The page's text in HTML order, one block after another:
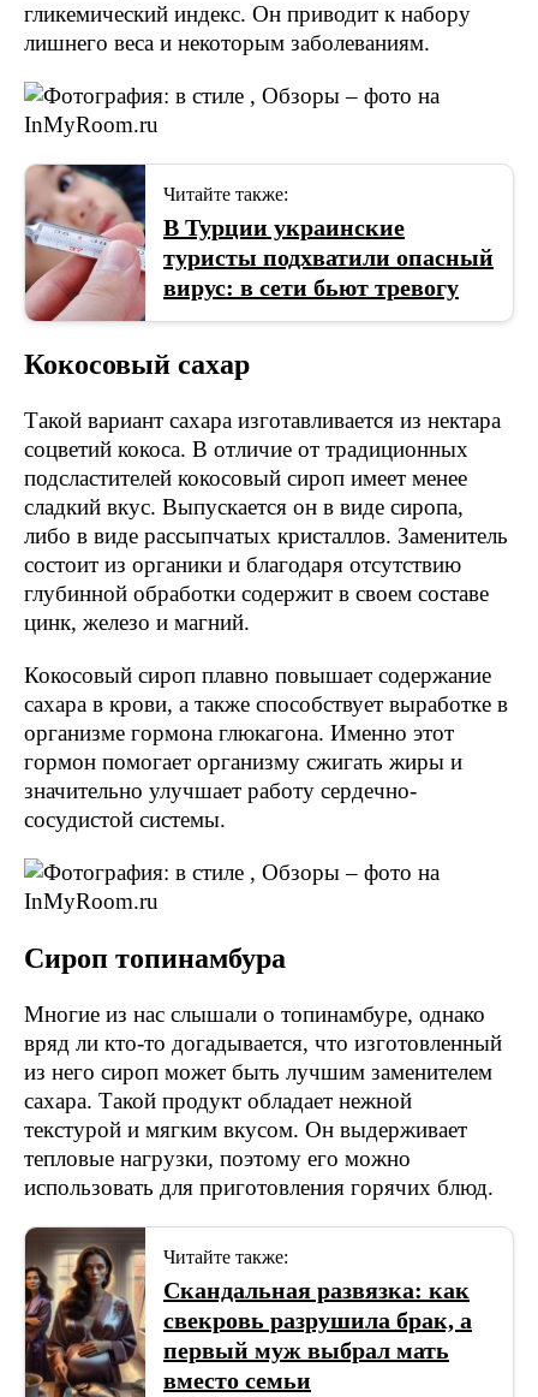
гликемический индекс. Он приводит к набору
лишнего веса и некоторым заболеваниям.
Читайте также:
В Турции украинские
туристы подхватили опасный
вирус: в сети бьют тревогу
Кокосовый сахар
Такой вариант сахара изготавливается из нектара
соцветий кокоса. В отличие от традиционных
подсластителей кокосовый сироп имеет менее
сладкий вкус. Выпускается он в виде сиропа,
либо в виде рассыпчатых кристаллов. Заменитель
состоит из органики и благодаря отсутствию
глубинной обработки содержит в своем составе
цинк, железо и магний.
Кокосовый сироп плавно повышает содержание
сахара в крови, а также способствует выработке в
организме гормона глюкагона. Именно этот
гормон помогает организму сжигать жиры и
значительно улучшает работу сердечно-
сосудистой системы.
Сироп топинамбура
Многие из нас слышали о топинамбуре, однако
вряд ли кто-то догадывается, что изготовленный
из него сироп может быть лучшим заменителем
сахара. Такой продукт обладает нежной
текстурой и мягким вкусом. Он выдерживает
тепловые нагрузки, поэтому его можно
использовать для приготовления горячих блюд.
Читайте также:
Скандальная развязка: как
свекровь разрушила брак, а
первый муж выбрал мать
вместо семьи